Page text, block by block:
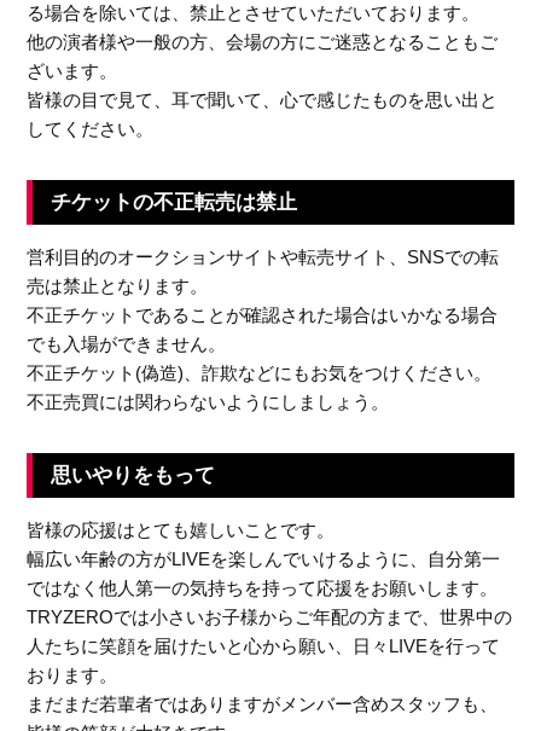
る場合を除いては、禁止とさせていただいております。
他の演者様や一般の方、会場の方にご迷惑となることもご
ざいます。
皆様の目で見て、耳で聞いて、心で感じたものを思い出と
してください。
チケットの不正転売は禁止
営利目的のオークションサイトや転売サイト、SNSでの転
売は禁止となります。
不正チケットであることが確認された場合はいかなる場合
でも入場ができません。
不正チケット(偽造)、詐欺などにもお気をつけください。
不正売買には関わらないようにしましょう。
思いやりをもって
皆様の応援はとても嬉しいことです。
幅広い年齢の方がLIVEを楽しんでいけるように、自分第一
ではなく他人第一の気持ちを持って応援をお願いします。
TRYZEROでは小さいお子様からご年配の方まで、世界中の
人たちに笑顔を届けたいと心から願い、日々LIVEを行って
おります。
まだまだ若輩者ではありますがメンバー含めスタッフも、